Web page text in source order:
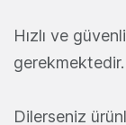
Hızlı ve
gerekmektedir.
Dilerseniz